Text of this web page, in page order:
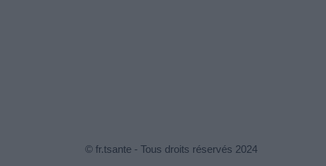
© fr.tsante - Tous droits réservés 2024